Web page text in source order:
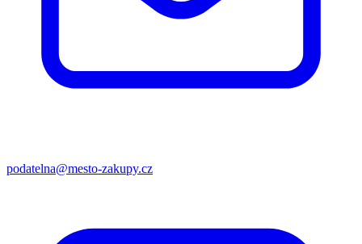
podatelna@mesto-zakupy.cz